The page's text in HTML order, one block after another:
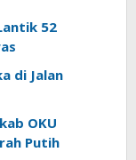
52
di Jalan
OKU
Putih